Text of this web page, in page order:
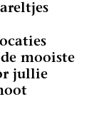
mooiste
jullie